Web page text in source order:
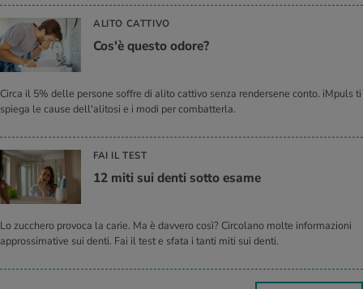
ALITO CATTIVO
Cos'è que­sto odore?
Circa il 5% delle persone soffre di alito cattivo senza rendersene conto. iMpuls ti
spiega le cause dell'alitosi e i modi per combatterla.
FAI IL TEST
12 miti sui denti sotto esame
Lo zucchero provoca la carie. Ma è davvero così? Circolano molte informazioni
approssimative sui denti. Fai il test e sfata i tanti miti sui denti.